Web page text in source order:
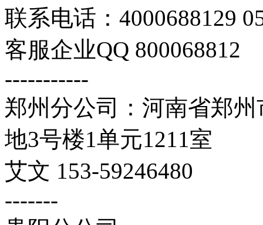
联系电话：4000688129
客服企业QQ 800068812
-----------
郑州分公司：河南省郑
地3号楼1单元1211室
艾文 153-59246480
-------